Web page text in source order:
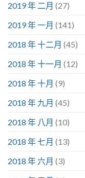
2019 年 二月 (27)
2019 年 一月 (141)
2018 年 十二月 (45)
2018 年 十一月 (12)
2018 年 十月 (9)
2018 年 九月 (45)
2018 年 八月 (10)
2018 年 七月 (13)
2018 年 六月 (3)